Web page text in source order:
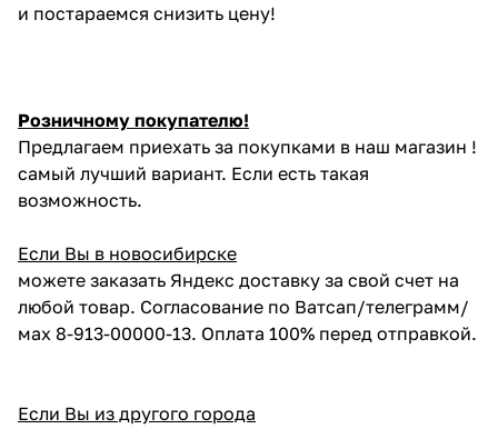
и постараемся снизить цену!
Розничному покупателю!
Предлагаем приехать за покупками в наш магазин !
самый лучший вариант. Если есть такая
возможность.
Если Вы в новосибирске
можете заказать Яндекс доставку за свой счет на
любой товар. Согласование по Ватсап/телеграмм/
мах 8-913-00000-13. Оплата 100% перед отправкой.
Если Вы из другого города